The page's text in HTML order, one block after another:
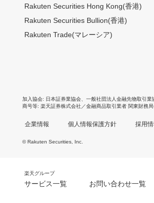
Rakuten Securities Hong Kong(香港)
Rakuten Securities Bullion(香港)
Rakuten Trade(マレーシア)
加入協会 日本証券業協会 一般社団法人金融先物取引業
商号等 楽天証券株式会社／金融商品取引業者 関東財務
企業情報 個人情報保護方針 採用
© Rakuten Securities, Inc.
楽天グループ
サービス一覧 お問い合わせ一覧